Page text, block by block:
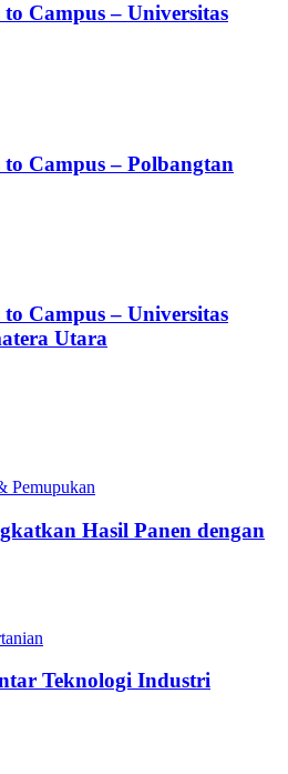
Campus – Universitas
Campus – Polbangtan
Campus – Universitas
Utara
Pemupukan
Hasil Panen dengan
Teknologi Industri